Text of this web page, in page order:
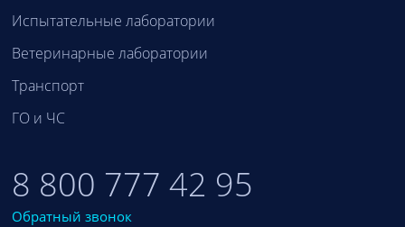
Испытательные лаборатории
Ветеринарные лаборатории
Транспорт
ГО и ЧС
8 800 777 42 95
Обратный звонок